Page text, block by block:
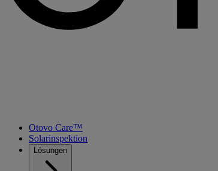
Otovo Care™
Solarinspektion
Lösungen